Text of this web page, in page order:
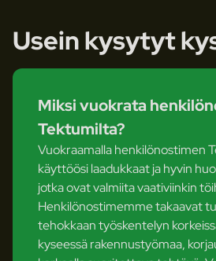
Usein kysytyt
Miksi vuokrata
Tektumilta?
Vuokraamalla henkilönostimen
käyttöösi laadukkaat ja hyvin
jotka ovat valmiita vaativiinkin
Henkilönostimemme takaavat
tehokkaan työskentelyn
kyseessä rakennustyömaa,